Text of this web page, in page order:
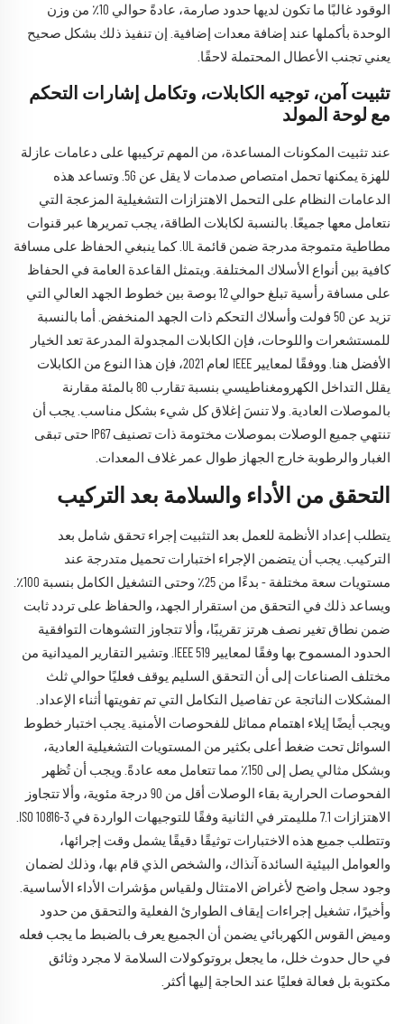
الوقود غالبًا ما تكون لديها حدود صارمة، عادةً حوالي 10٪ من وزن
الوحدة بأكملها عند إضافة معدات إضافية. إن تنفيذ ذلك بشكل صحيح
يعني تجنب الأعطال المحتملة لاحقًا.
تثبيت آمن، توجيه الكابلات، وتكامل إشارات التحكم
مع لوحة المولد
عند تثبيت المكونات المساعدة، من المهم تركيبها على دعامات عازلة
للهزة يمكنها تحمل امتصاص صدمات لا يقل عن 5G. وتساعد هذه
الدعامات النظام على التحمل الاهتزازات التشغيلية المزعجة التي
نتعامل معها جميعًا. بالنسبة لكابلات الطاقة، يجب تمريرها عبر قنوات
مطاطية متموجة مدرجة ضمن قائمة UL. كما ينبغي الحفاظ على مسافة
كافية بين أنواع الأسلاك المختلفة. ويتمثل القاعدة العامة في الحفاظ
على مسافة رأسية تبلغ حوالي 12 بوصة بين خطوط الجهد العالي التي
تزيد عن 50 فولت وأسلاك التحكم ذات الجهد المنخفض. أما بالنسبة
للمستشعرات واللوحات، فإن الكابلات المجدولة المدرعة تعد الخيار
الأفضل هنا. ووفقًا لمعايير IEEE لعام 2021، فإن هذا النوع من الكابلات
يقلل التداخل الكهرومغناطيسي بنسبة تقارب 80 بالمئة مقارنة
بالموصلات العادية. ولا تنسَ إغلاق كل شيء بشكل مناسب. يجب أن
تنتهي جميع الوصلات بموصلات مختومة ذات تصنيف IP67 حتى تبقى
الغبار والرطوبة خارج الجهاز طوال عمر غلاف المعدات.
التحقق من الأداء والسلامة بعد التركيب
يتطلب إعداد الأنظمة للعمل بعد التثبيت إجراء تحقق شامل بعد
التركيب. يجب أن يتضمن الإجراء اختبارات تحميل متدرجة عند
مستويات سعة مختلفة - بدءًا من 25٪ وحتى التشغيل الكامل بنسبة 100٪.
ويساعد ذلك في التحقق من استقرار الجهد، والحفاظ على تردد ثابت
ضمن نطاق تغير نصف هرتز تقريبًا، وألا تتجاوز التشوهات التوافقية
الحدود المسموح بها وفقًا لمعايير IEEE 519. وتشير التقارير الميدانية من
مختلف الصناعات إلى أن التحقق السليم يوقف فعليًا حوالي ثلث
المشكلات الناتجة عن تفاصيل التكامل التي تم تفويتها أثناء الإعداد.
ويجب أيضًا إيلاء اهتمام مماثل للفحوصات الأمنية. يجب اختبار خطوط
السوائل تحت ضغط أعلى بكثير من المستويات التشغيلية العادية،
وبشكل مثالي يصل إلى 150٪ مما تتعامل معه عادةً. ويجب أن تُظهر
الفحوصات الحرارية بقاء الوصلات أقل من 90 درجة مئوية، وألا تتجاوز
الاهتزازات 7.1 ملليمتر في الثانية وفقًا للتوجيهات الواردة في ISO 10816-3.
وتتطلب جميع هذه الاختبارات توثيقًا دقيقًا يشمل وقت إجرائها،
والعوامل البيئية السائدة آنذاك، والشخص الذي قام بها، وذلك لضمان
وجود سجل واضح لأغراض الامتثال ولقياس مؤشرات الأداء الأساسية.
وأخيرًا، تشغيل إجراءات إيقاف الطوارئ الفعلية والتحقق من حدود
وميض القوس الكهربائي يضمن أن الجميع يعرف بالضبط ما يجب فعله
في حال حدوث خلل، ما يجعل بروتوكولات السلامة لا مجرد وثائق
مكتوبة بل فعالة فعليًا عند الحاجة إليها أكثر.